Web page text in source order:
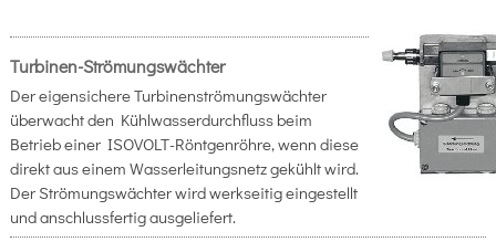
Turbinen-Strömungswächter
Der eigensichere Turbinenströmungswächter
überwacht den Kühlwasserdurchfluss beim
Betrieb einer ISOVOLT-Röntgenröhre, wenn diese
direkt aus einem Wasserleitungsnetz gekühlt wird.
Der Strömungswächter wird werkseitig eingestellt
und anschlussfertig ausgeliefert.